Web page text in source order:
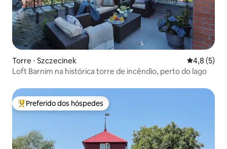
Torre ⋅ Szczecinek 4,8 de
4,8 (5)
Loft Barnim na histórica torre de incêndio, perto do lago
Entre os melhores preferidos dos hóspedes
Preferido dos hóspedes